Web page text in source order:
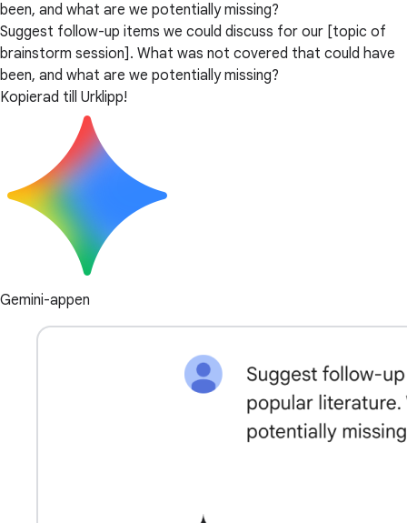
been, and what are we potentially missing?
Suggest follow-up items we could discuss for our [topic of
brainstorm session]. What was not covered that could have
been, and what are we potentially missing?
Kopierad till Urklipp!
Gemini-appen